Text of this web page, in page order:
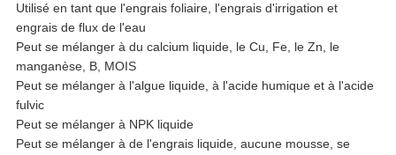
Utilisé en tant que l'engrais foliaire, l'engrais d'irrigation et
engrais de flux de l'eau
Peut se mélanger à du calcium liquide, le Cu, Fe, le Zn, le
manganèse, B, MOIS
Peut se mélanger à l'algue liquide, à l'acide humique et à l'acide
fulvic
Peut se mélanger à NPK liquide
Peut se mélanger à de l'engrais liquide, aucune mousse, se